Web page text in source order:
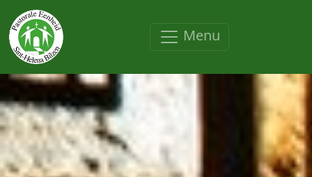
Overslaan en naar de inhoud gaan